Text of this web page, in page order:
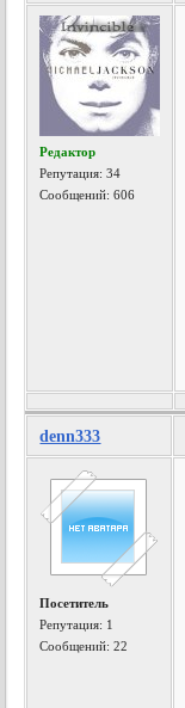
Редактор
Репутация:34
Сообщений: 606
denn333
Посетитель
Репутация: 1
Сообщений: 22